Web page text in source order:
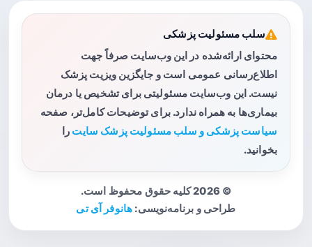
سلب مسئولیت پزشکی
محتوای ارائه‌شده در این وب‌سایت صرفاً جهت
اطلاع‌رسانی عمومی است و جایگزین ویزیت پزشک
نیست. این وب‌سایت مسئولیتی برای تشخیص یا درمان
بیماری‌ها به همراه ندارد. برای توضیحات کامل‌تر، صفحه
سیاست پزشکی و سلب مسئولیت پزشک سایت را
بخوانید.
© 2026 کلیه حقوق محفوظ است.
طراحی و برنامه‌نویسی: هانوفر آی تی